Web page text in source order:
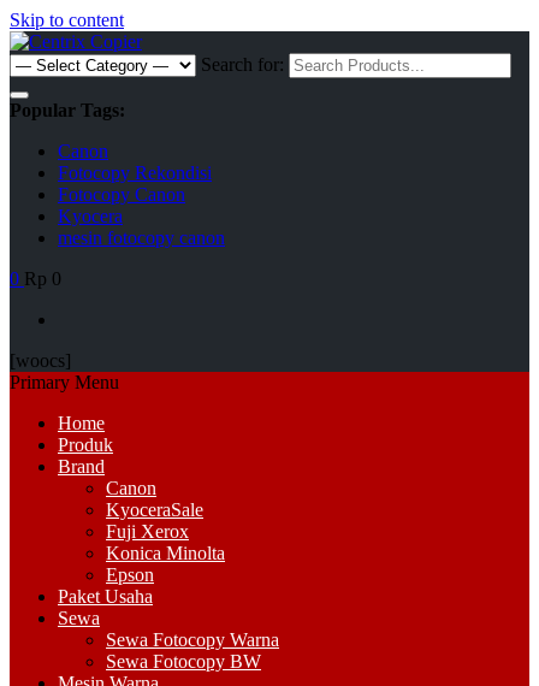
Skip to content
Search for:
Popular Tags:
Canon
Fotocopy Rekondisi
Fotocopy Canon
Kyocera
mesin fotocopy canon
0 Rp 0
[woocs]
Primary Menu
Home
Produk
Brand
Canon
KyoceraSale
Fuji Xerox
Konica Minolta
Epson
Paket Usaha
Sewa
Sewa Fotocopy Warna
Sewa Fotocopy BW